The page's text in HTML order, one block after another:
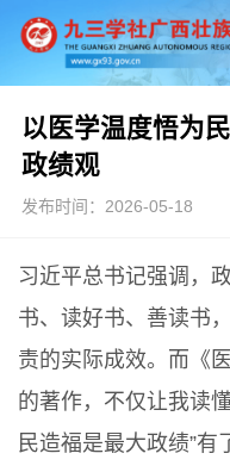
以医学温度悟为
政绩观
发布时间：2026-05-18
习近平总书记强调，
书、读好书、善读书
责的实际成效。而《
的著作，不仅让我读
民造福是最大政绩”